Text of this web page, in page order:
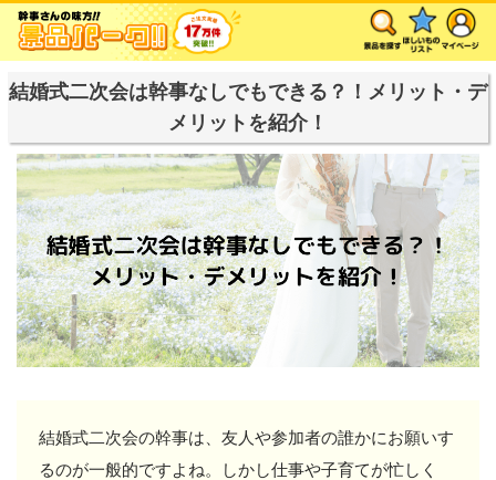
結婚式二次会は幹事なしでもできる？！メリット・デ
メリットを紹介！
結婚式二次会の幹事は、友人や参加者の誰かにお願いす
るのが一般的ですよね。しかし仕事や子育てが忙しく